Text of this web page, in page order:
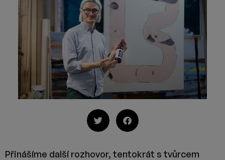
Přinášíme další rozhovor, tentokrát s tvůrcem